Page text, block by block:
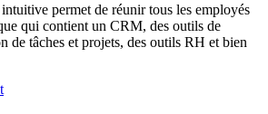
permet de réunir tous les employés
qui contient un CRM, des outils de
de tâches et projets, des outils RH et bien